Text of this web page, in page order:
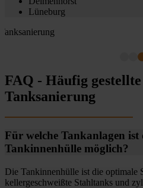
Lüneburg
FAQ - Häufig
Tanksanierung
Für welche Tankanlagen
Tankinnenhülle möglich?
Die Tankinnenhülle ist die optimale
kellergeschweißte Stahltanks und